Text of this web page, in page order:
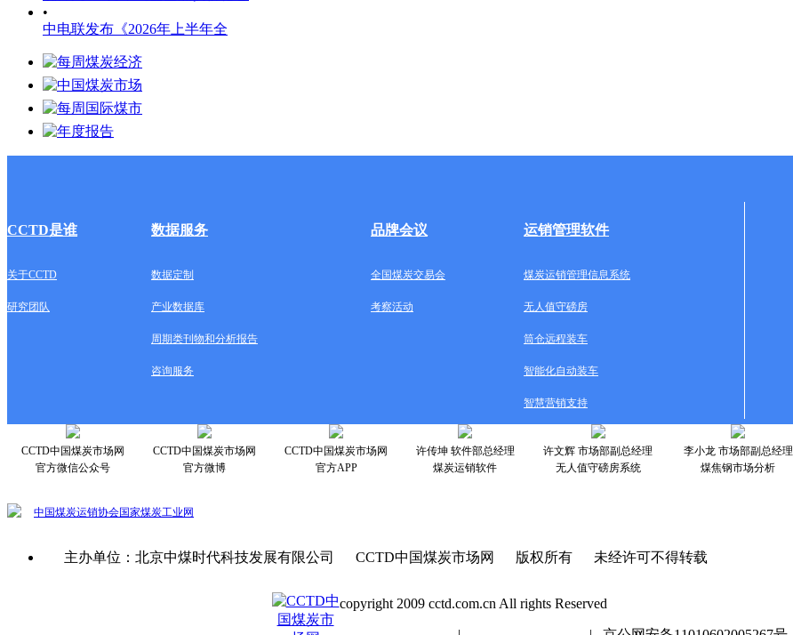
•
中电联发布《2026年上半年全
CCTD是谁 数据服务 品牌会议 运销管理软件
关于CCTD 数据定制 全国煤炭交易会 煤炭运销管理信息系统
研究团队 产业数据库 考察活动 无人值守磅房
周期类刊物和分析报告 筒仓远程装车
咨询服务 智能化自动装车
智慧营销支持
CCTD中国煤炭市场网
官方微信公众号
CCTD中国煤炭市场网
官方微博
CCTD中国煤炭市场网
官方APP
许传坤 软件部总经理
煤炭运销软件
许文辉 市场部副总经理
无人值守磅房系统
李小龙 市场部副总经理
煤焦钢市场分析
中国煤炭运销协会国家煤炭工业网
主办单位：北京中煤时代科技发展有限公司 CCTD中国煤炭市场网 版权所有 未经许可不得转载
copyright 2009 cctd.com.cn All rights Reserved